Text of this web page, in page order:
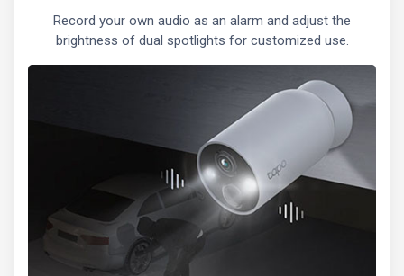
Record your own audio as an alarm and adjust the
brightness of dual spotlights for customized use.